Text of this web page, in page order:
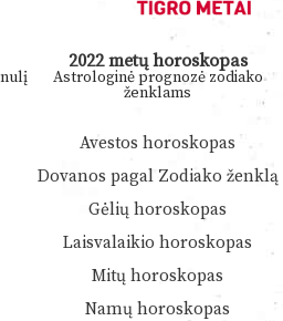
2022 metų horoskopas
Astrologinė prognozė zodiako
ženklams
Avestos horoskopas
Dovanos pagal Zodiako ženklą
Gėlių horoskopas
Laisvalaikio horoskopas
Mitų horoskopas
Namų horoskopas